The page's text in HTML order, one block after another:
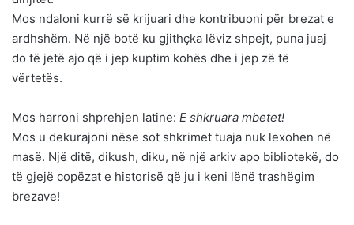
Mos ndaloni kurrë së krijuari dhe kontribuoni për brezat e
ardhshëm. Në një botë ku gjithçka lëviz shpejt, puna juaj
do të jetë ajo që i jep kuptim kohës dhe i jep zë të
vërtetës.
Mos harroni shprehjen latine: E shkruara mbetet!
Mos u dekurajoni nëse sot shkrimet tuaja nuk lexohen në
masë. Një ditë, dikush, diku, në një arkiv apo bibliotekë, do
të gjejë copëzat e historisë që ju i keni lënë trashëgim
brezave!